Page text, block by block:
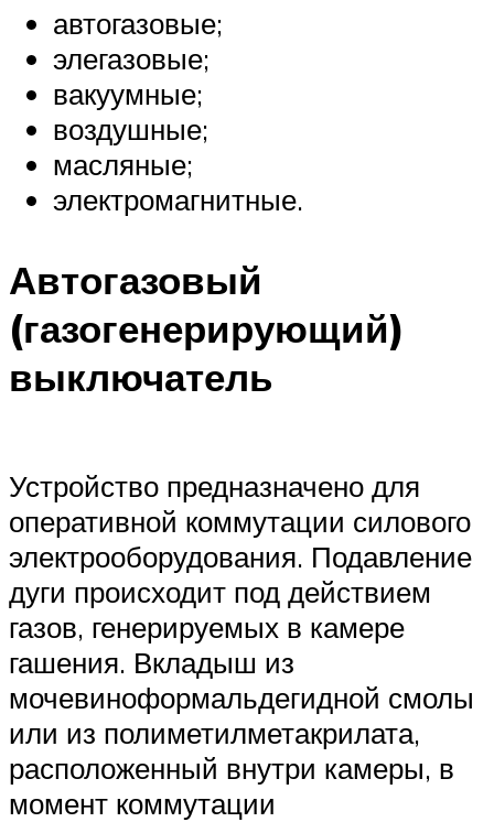
автогазовые;
элегазовые;
вакуумные;
воздушные;
масляные;
электромагнитные.
Автогазовый
(газогенерирующий)
выключатель
Устройство предназначено для
оперативной коммутации силового
электрооборудования. Подавление
дуги происходит под действием
газов, генерируемых в камере
гашения. Вкладыш из
мочевиноформальдегидной смолы
или из полиметилметакрилата,
расположенный внутри камеры, в
момент коммутации